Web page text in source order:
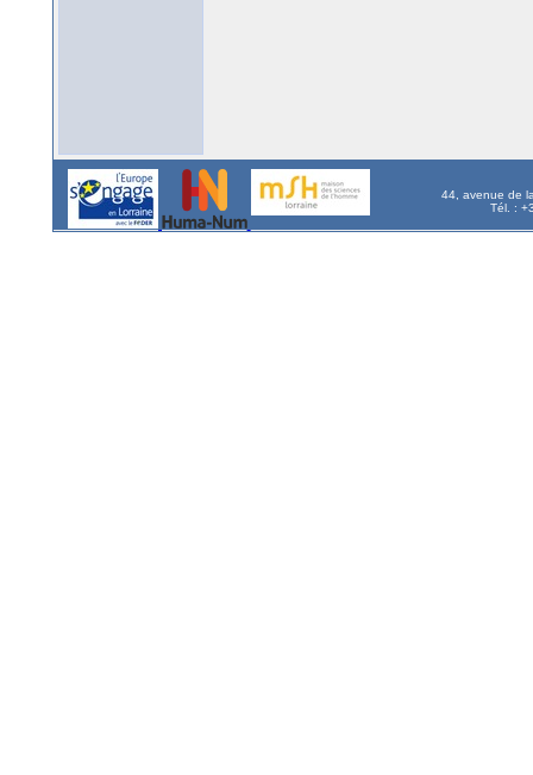
44, avenue de
Tél. :